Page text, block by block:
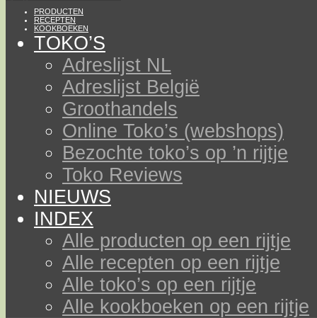
PRODUCTEN
RECEPTEN
KOOKBOEKEN
TOKO’S
Adreslijst NL
Adreslijst België
Groothandels
Online Toko’s (webshops)
Bezochte toko’s op ’n rijtje
Toko Reviews
NIEUWS
INDEX
Alle producten op een rijtje
Alle recepten op een rijtje
Alle toko’s op een rijtje
Alle kookboeken op een rijtje